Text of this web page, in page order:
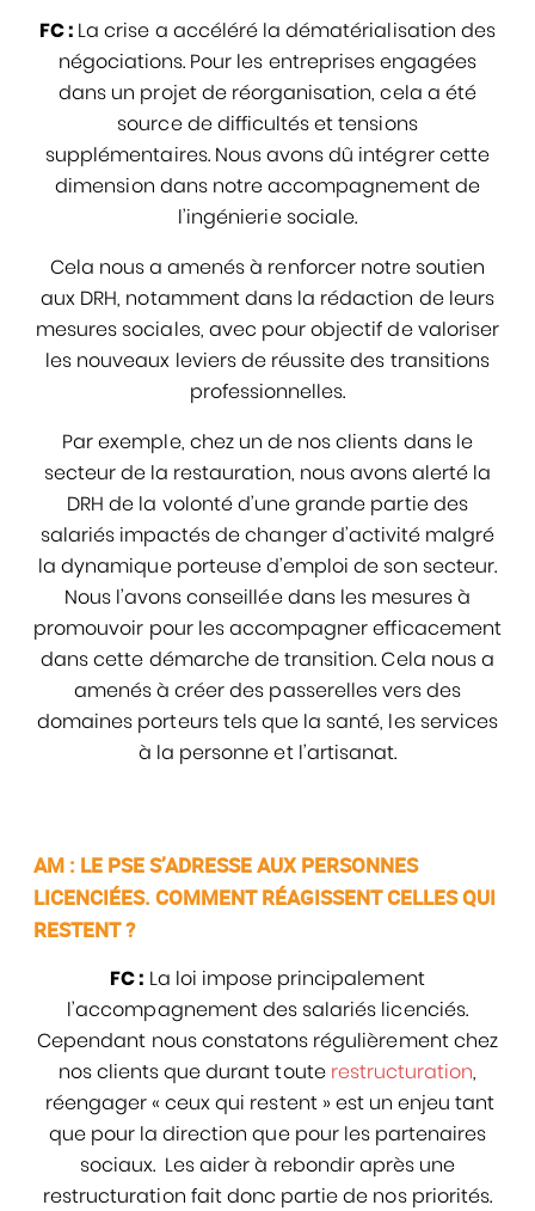
FC : La crise a accéléré la dématérialisation des
négociations. Pour les entreprises engagées
dans un projet de réorganisation, cela a été
source de difficultés et tensions
supplémentaires. Nous avons dû intégrer cette
dimension dans notre accompagnement de
l’ingénierie sociale.
Cela nous a amenés à renforcer notre soutien
aux DRH, notamment dans la rédaction de leurs
mesures sociales, avec pour objectif de valoriser
les nouveaux leviers de réussite des transitions
professionnelles.
Par exemple, chez un de nos clients dans le
secteur de la restauration, nous avons alerté la
DRH de la volonté d’une grande partie des
salariés impactés de changer d’activité malgré
la dynamique porteuse d’emploi de son secteur.
Nous l’avons conseillée dans les mesures à
promouvoir pour les accompagner efficacement
dans cette démarche de transition. Cela nous a
amenés à créer des passerelles vers des
domaines porteurs tels que la santé, les services
à la personne et l’artisanat.
AM : LE PSE S’ADRESSE AUX PERSONNES
LICENCIÉES. COMMENT RÉAGISSENT CELLES QUI
RESTENT ?
FC : La loi impose principalement
l’accompagnement des salariés licenciés.
Cependant nous constatons régulièrement chez
nos clients que durant toute restructuration,
réengager « ceux qui restent » est un enjeu tant
que pour la direction que pour les partenaires
sociaux. Les aider à rebondir après une
restructuration fait donc partie de nos priorités.